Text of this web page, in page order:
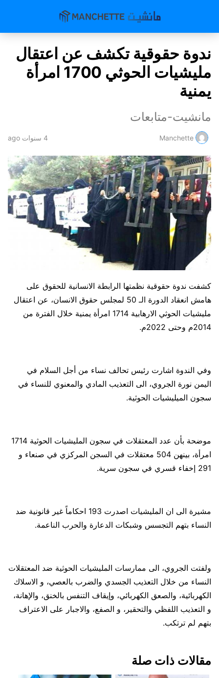
ندوة حقوقية تكشف عن اعتقال
مليشيات الحوثي 1700 امرأة
يمنية
مانشيت-متابعات
Manchette 4 سنوات ago
كشفت ندوة حقوقية نظمتها الرابطة الانسانية للحقوق على
هامش انعقاد الدورة الـ 50 لمجلس حقوق الانسان، عن اعتقال
مليشيات الحوثي الارهابية 1714 امرأة يمنية خلال الفترة من
2014م وحتى 2022م.
وفي الندوة اشارت رئيس تحالف نساء من أجل السلام في
اليمن نورة الجروي، الى التعذيب المادي والمعنوي للنساء في
سجون الميليشيات الحوثية.
موضحة بأن عدد المعتقلات في سجون المليشيات الحوثية 1714
امرأة، بينهن 504 معتقلات في السجن المركزي في صنعاء و
291 إخفاء قسري في سجون سرية.
مشيرة الى ان المليشيات اصدرت 193 احكاماً غير قانونية ضد
النساء بتهم التجسس وشبكات الدعارة والحرب الناعمة.
ولفتت الجروي، الى ممارسات المليشيات الحوثية ضد المعتقلات
النساء من خلال التعذيب الجسدي والضرب بالعصي، و الاسلاك
الكهربائية، والصعق الكهربائي، وإيقاف التنفس بالخنق، والإهانة،
و التعذيب اللفظي والتحقير، و الصفع، والاجبار على الاعتراف
بتهم لم ترتكب.
مقالات ذات صلة